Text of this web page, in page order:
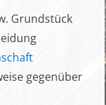
Grundstück
gegenüber